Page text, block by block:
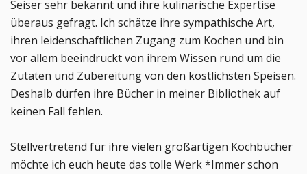
Seiser sehr bekannt und ihre kulinarische Expertise
überaus gefragt. Ich schätze ihre sympathische Art,
ihren leidenschaftlichen Zugang zum Kochen und bin
vor allem beeindruckt von ihrem Wissen rund um die
Zutaten und Zubereitung von den köstlichsten Speisen.
Deshalb dürfen ihre Bücher in meiner Bibliothek auf
keinen Fall fehlen.
Stellvertretend für ihre vielen großartigen Kochbücher
möchte ich euch heute das tolle Werk *Immer schon